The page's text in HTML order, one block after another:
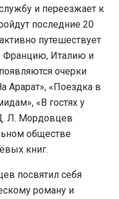
и переезжает к
последние 20
путешествует
Францию, Италию и
очерки
Арарат», «Поездка в
«В гостях у
Л. Мордовцев
обществе
книг.
посвятил себя
роману и